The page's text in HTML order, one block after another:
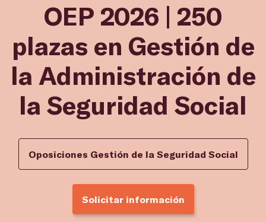
OEP 2026 | 250
plazas en Gestión de
la Administración de
la Seguridad Social
Oposiciones Gestión de la Seguridad Social
Solicitar información